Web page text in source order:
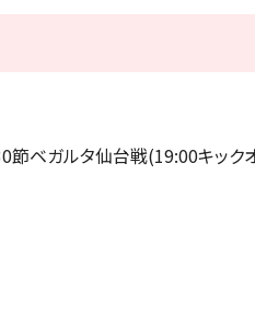
ベガルタ仙台戦(19:00キック